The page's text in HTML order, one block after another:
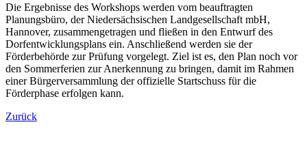
Die Ergebnisse des Workshops werden vom beauftragten
Planungsbüro, der Niedersächsischen Landgesellschaft mbH,
Hannover, zusammengetragen und fließen in den Entwurf des
Dorfentwicklungsplans ein. Anschließend werden sie der
Förderbehörde zur Prüfung vorgelegt. Ziel ist es, den Plan noch vor
den Sommerferien zur Anerkennung zu bringen, damit im Rahmen
einer Bürgerversammlung der offizielle Startschuss für die
Förderphase erfolgen kann.
Zurück